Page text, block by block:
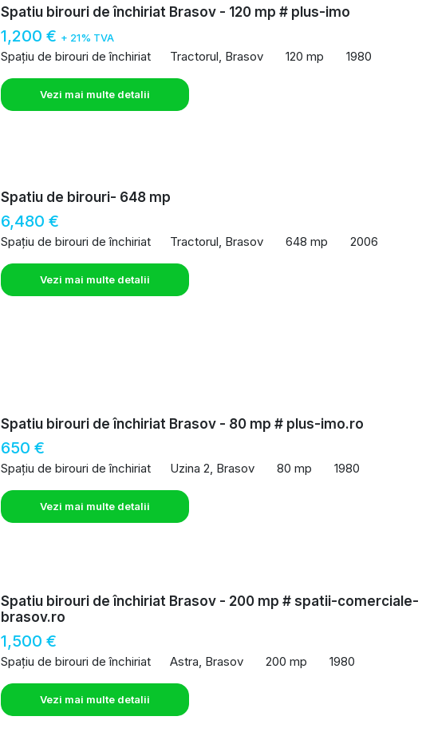
Spatiu birouri de închiriat Brasov - 120 mp # plus-imo
1,200 € + 21% TVA
Spațiu de birouri de închiriat Tractorul, Brasov 120 mp 1980
Vezi mai multe detalii
Spatiu de birouri- 648 mp
6,480 €
Spațiu de birouri de închiriat Tractorul, Brasov 648 mp 2006
Vezi mai multe detalii
Spatiu birouri de închiriat Brasov - 80 mp # plus-imo.ro
650 €
Spațiu de birouri de închiriat Uzina 2, Brasov 80 mp 1980
Vezi mai multe detalii
Spatiu birouri de închiriat Brasov - 200 mp # spatii-comerciale-
brasov.ro
1,500 €
Spațiu de birouri de închiriat Astra, Brasov 200 mp 1980
Vezi mai multe detalii